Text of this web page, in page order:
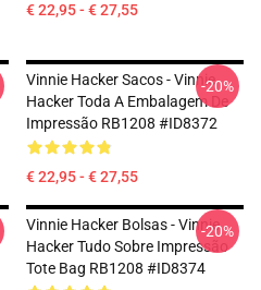
€ 22,95 - € 27,55
Vinnie Hacker Sacos - Vinnie
Hacker Toda A Embalagem De
Impressão RB1208 #ID8372
€ 22,95 - € 27,55
-20%
Vinnie Hacker Bolsas - Vinnie
Hacker Tudo Sobre Impressão
Tote Bag RB1208 #ID8374
-20%